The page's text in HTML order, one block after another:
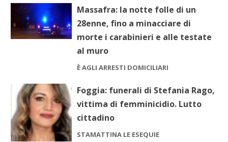
Massafra: la notte folle di un
28enne, fino a minacciare di
morte i carabinieri e alle testate
al muro
È AGLI ARRESTI DOMICILIARI
Foggia: funerali di Stefania Rago,
vittima di femminicidio. Lutto
cittadino
STAMATTINA LE ESEQUIE